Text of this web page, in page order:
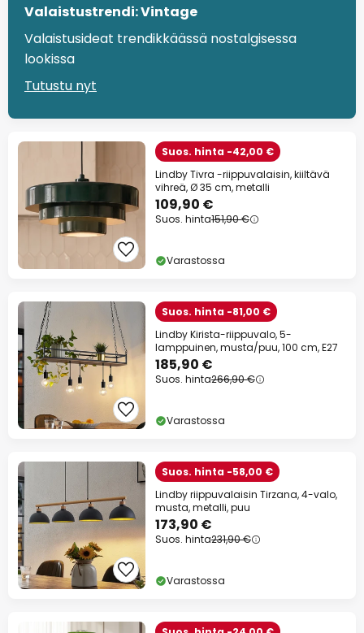
Valaistustrendi: Vintage
Valaistusideat trendikkäässä nostalgisessa
lookissa
Tutustu nyt
Suos. hinta -42,00 €
Lindby Tivra -riippuvalaisin, kiiltävä
vihreä, Ø 35 cm, metalli
109,90 €
Suos. hinta151,90 €
Varastossa
Suos. hinta -81,00 €
Lindby Kirista-riippuvalo, 5-
lamppuinen, musta/puu, 100 cm, E27
185,90 €
Suos. hinta266,90 €
Varastossa
Suos. hinta -58,00 €
Lindby riippuvalaisin Tirzana, 4-valo,
musta, metalli, puu
173,90 €
Suos. hinta231,90 €
Varastossa